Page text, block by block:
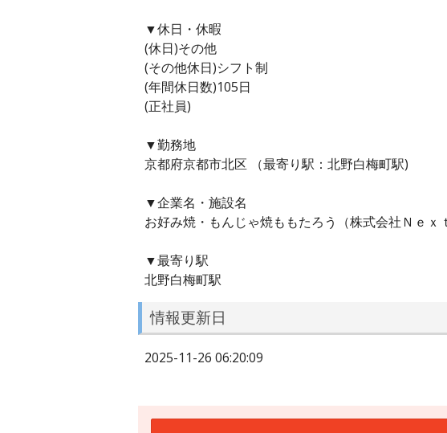
▼休日・休暇
(休日)その他
(その他休日)シフト制
(年間休日数)105日
(正社員)
▼勤務地
京都府京都市北区 （最寄り駅：北野白梅町駅)
▼企業名・施設名
お好み焼・もんじゃ焼ももたろう（株式会社Ｎｅｘ
▼最寄り駅
北野白梅町駅
情報更新日
2025-11-26 06:20:09